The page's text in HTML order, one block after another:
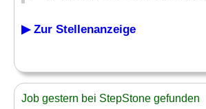
▶ Zur Stellenanzeige
Job gestern bei StepStone gefunden